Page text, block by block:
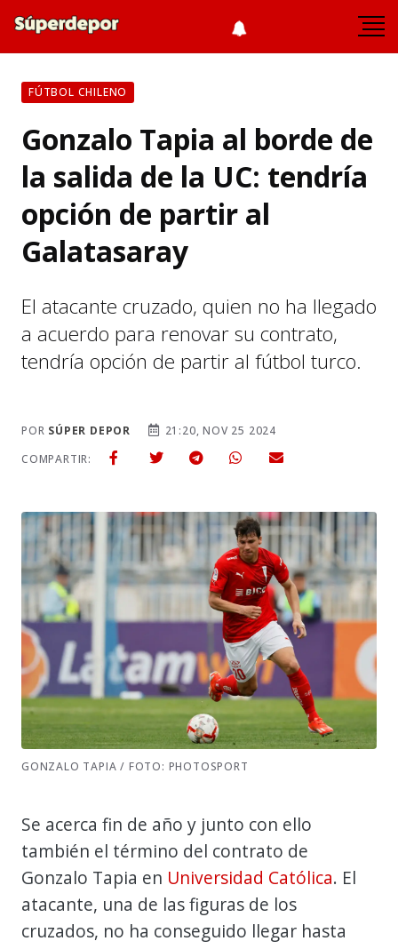
FÚTBOL CHILENO
Gonzalo Tapia al borde de
la salida de la UC: tendría
opción de partir al
Galatasaray
El atacante cruzado, quien no ha llegado
a acuerdo para renovar su contrato,
tendría opción de partir al fútbol turco.
POR SÚPER DEPOR
21:20, NOV 25 2024
COMPARTIR:
GONZALO TAPIA / FOTO: PHOTOSPORT
Se acerca fin de año y junto con ello
también el término del contrato de
Gonzalo Tapia en Universidad Católica. El
atacante, una de las figuras de los
cruzados, no ha conseguido llegar hasta